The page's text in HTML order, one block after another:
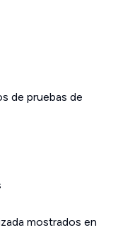
de pruebas de
mostrados en